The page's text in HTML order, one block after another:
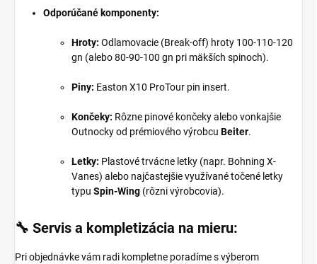
Odporúčané komponenty:
Hroty: Odlamovacie (Break-off) hroty 100-110-120
gn (alebo 80-90-100 gn pri mäkších spinoch).
Piny: Easton X10 ProTour pin insert.
Končeky: Rôzne pinové končeky alebo vonkajšie
Outnocky od prémiového výrobcu Beiter.
Letky: Plastové trvácne letky (napr. Bohning X-
Vanes) alebo najčastejšie využívané točené letky
typu Spin-Wing (rôzni výrobcovia).
🔧 Servis a kompletizácia na mieru:
Pri objednávke vám radi kompletne poradíme s výberom